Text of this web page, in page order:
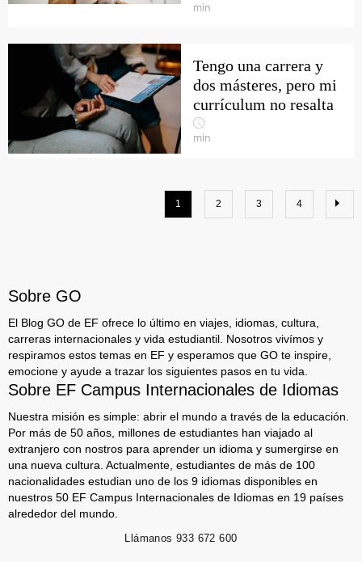
min
Tengo una carrera y
dos másteres, pero mi
currículum no resalta
min
1 2 3 4
Sobre GO
El Blog GO de EF ofrece lo último en viajes, idiomas, cultura,
carreras internacionales y vida estudiantil. Nosotros vivímos y
respiramos estos temas en EF y esperamos que GO te inspire,
emocione y ayude a trazar los siguientes pasos en tu vida.
Sobre EF Campus Internacionales de Idiomas
Nuestra misión es simple: abrir el mundo a través de la educación.
Por más de 50 años, millones de estudiantes han viajado al
extranjero con nostros para aprender un idioma y sumergirse en
una nueva cultura. Actualmente, estudiantes de más de 100
nacionalidades estudian uno de los 9 idiomas disponibles en
nuestros 50 EF Campus Internacionales de Idiomas en 19 países
alrededor del mundo.
Llámanos 933 672 600